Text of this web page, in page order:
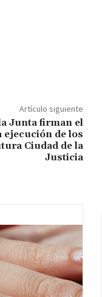
Artículo siguiente
Junta firman el
ejecución de los
Ciudad de la
Justicia